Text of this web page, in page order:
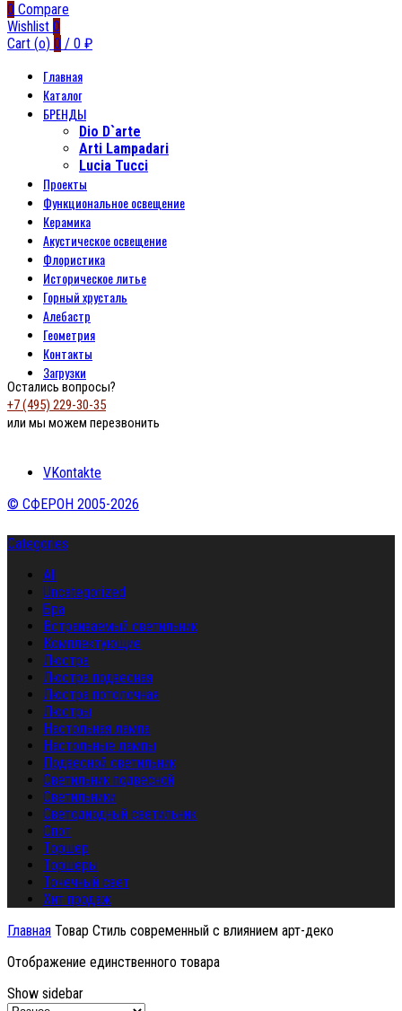
0 Compare
Wishlist 0
Cart (o) 0 / 0 ₽
Главная
Каталог
БРЕНДЫ
Dio D`arte
Arti Lampadari
Lucia Tucci
Проекты
Функциональное освещение
Керамика
Акустическое освещение
Флористика
Историческое литье
Горный хрусталь
Алебастр
Геометрия
Контакты
Загрузки
Остались вопросы?
+7 (495) 229-30-35
или мы можем перезвонить
VKontakte
© СФЕРОН 2005-2026
Categories
All
Uncategorized
Бра
Встраиваемый светильник
Комплектующие
Люстра
Люстра подвесная
Люстра потолочная
Люстры
Настольная лампа
Настольные лампы
Подвесной светильник
Светильник подвесной
Светильники
Светодиодный светильник
Спот
Торшер
Торшеры
Точечный свет
Хит продаж
Главная Товар Стиль современный с влиянием арт-деко
Отображение единственного товара
Show sidebar